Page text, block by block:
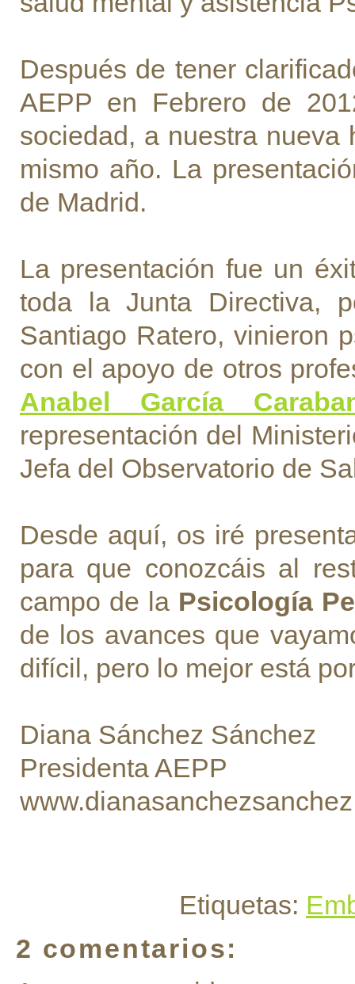
Después de tener
AEPP en Febrero de
sociedad, a nuestra
mismo año. La
de Madrid.
La presentación fue un
toda la Junta Directiva,
Santiago Ratero, vinieron
con el apoyo de otros
Anabel García
representación del
Jefa del Observatorio de
Desde aquí, os iré
para que conozcáis al
campo de la Psicología
de los avances que
difícil, pero lo mejor está
Diana Sánchez Sánchez
Presidenta AEPP
Etiquetas:
2 comentarios: